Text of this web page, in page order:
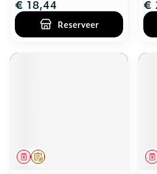
€ 18,44
Reserveer
€
Op voorschrift
Geneesmiddel